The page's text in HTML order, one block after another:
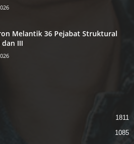
Melantik 36 Pejabat Struktural
dan III
1811
1085